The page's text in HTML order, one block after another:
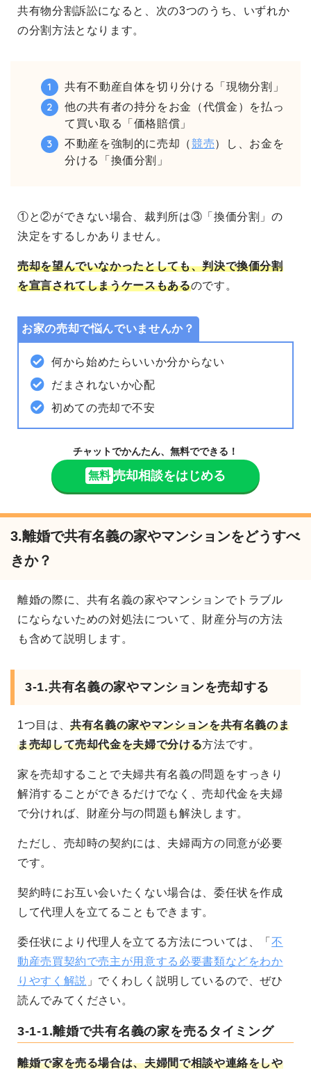
共有物分割訴訟になると、次の3つのうち、いずれか
の分割方法となります。
共有不動産自体を切り分ける「現物分割」
他の共有者の持分をお金（代償金）を払っ
て買い取る「価格賠償」
不動産を強制的に売却（競売）し、お金を
分ける「換価分割」
①と②ができない場合、裁判所は③「換価分割」の
決定をするしかありません。
売却を望んでいなかったとしても、判決で換価分割
を宣言されてしまうケースもあるのです。
お家の売却で悩んでいませんか？
何から始めたらいいか分からない
だまされないか心配
初めての売却で不安
チャットでかんたん、無料でできる！
無料 売却相談をはじめる
3.離婚で共有名義の家やマンションをどうすべ
きか？
離婚の際に、共有名義の家やマンションでトラブル
にならないための対処法について、財産分与の方法
も含めて説明します。
3-1.共有名義の家やマンションを売却する
1つ目は、共有名義の家やマンションを共有名義のま
ま売却して売却代金を夫婦で分ける方法です。
家を売却することで夫婦共有名義の問題をすっきり
解消することができるだけでなく、売却代金を夫婦
で分ければ、財産分与の問題も解決します。
ただし、売却時の契約には、夫婦両方の同意が必要
です。
契約時にお互い会いたくない場合は、委任状を作成
して代理人を立てることもできます。
委任状により代理人を立てる方法については、「不
動産売買契約で売主が用意する必要書類などをわか
りやすく解説 」でくわしく説明しているので、ぜひ
読んでみてください。
3-1-1.離婚で共有名義の家を売るタイミング
離婚で家を売る場合は、夫婦間で相談や連絡をしや